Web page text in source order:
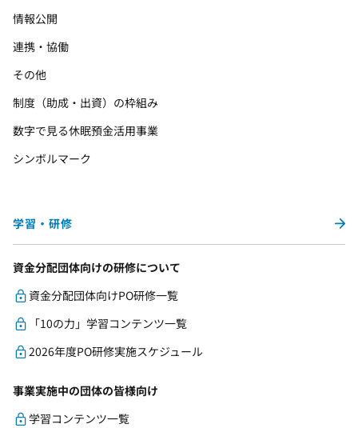
情報公開
連携・協働
その他
制度（助成・出資）の枠組み
数字で見る休眠預金活用事業
シンボルマーク
学習・研修
資金分配団体向けの研修について
資金分配団体向けPO研修一覧
「10の力」学習コンテンツ一覧
2026年度PO研修実施スケジュール
事業実施中の団体の皆様向け
学習コンテンツ一覧